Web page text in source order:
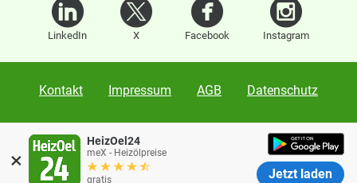
LinkedIn X Facebook Instagram
Kontakt Impressum AGB Datenschutz
Presse Hilfe/FAQ Händler werden
Karriere Vertrag widerrufen
Warnung: Fake-Shops mit Vorkasse
×
HeizOel24
meX - Heizölpreise
gratis Jetzt laden